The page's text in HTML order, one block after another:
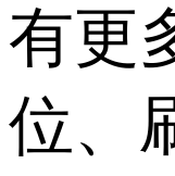
有更
位、